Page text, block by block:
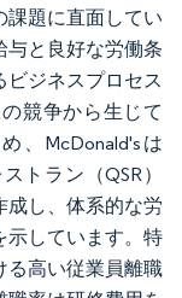
課題に直面してい
与と良好な労働条
ジネスプロセス
競争から生じて
、McDonald'sは
トラン（QSR）
成し、体系的な労
示しています。特
る高い従業員離職